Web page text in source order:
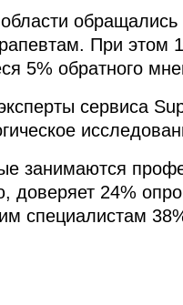
При этом
5% обратного
сервиса
занимаются
доверяет 24%
специалистам